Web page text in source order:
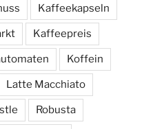
Kaffeekapseln
Kaffeepreis
Koffein
Latte Macchiato
Robusta